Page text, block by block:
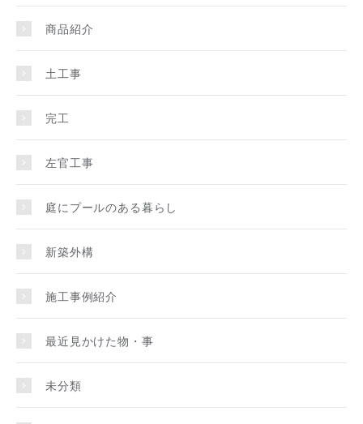
商品紹介
土工事
完工
左官工事
庭にプールのある暮らし
新築外構
施工事例紹介
最近見かけた物・事
未分類